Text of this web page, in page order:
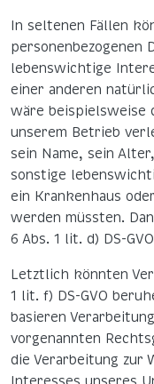
In seltenen Fällen
personenbezogenen
lebenswichtige
einer anderen
wäre beispielsweise
unserem Betrieb
sein Name, sein
sonstige
ein Krankenhaus
werden müssten.
6 Abs. 1 lit. d) DS-
Letztlich könnten
1 lit. f) DS-GVO
basieren
vorgenannten
die Verarbeitung zur